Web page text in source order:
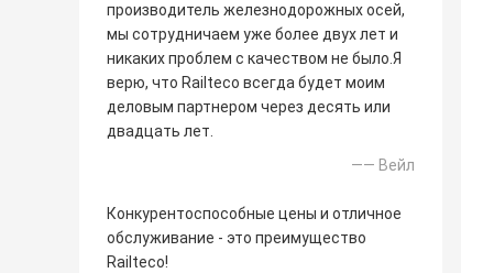
производитель железнодорожных осей,
мы сотрудничаем уже более двух лет и
никаких проблем с качеством не было.Я
верю, что Railteco всегда будет моим
деловым партнером через десять или
двадцать лет.
—— Вейл
Конкурентоспособные цены и отличное
обслуживание - это преимущество
Railteco!